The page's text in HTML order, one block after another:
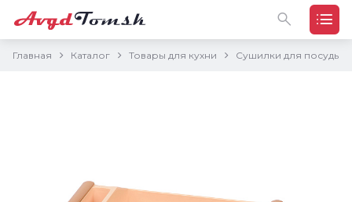
Главная Каталог Товары для кухни Сушилки для посуды